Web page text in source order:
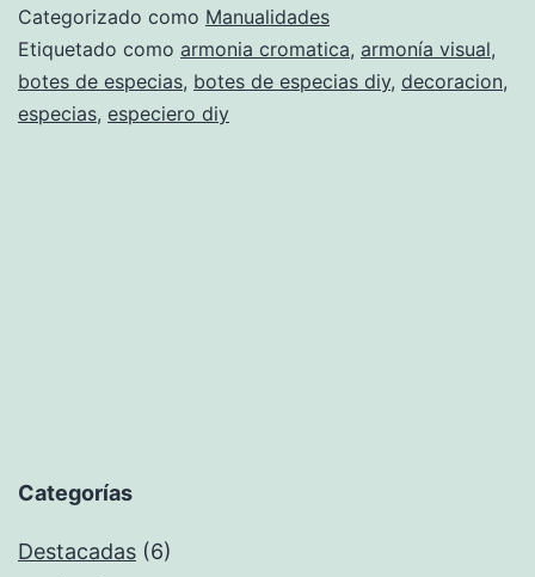
gusto
Categorizado como Manualidades
Etiquetado como armonia cromatica, armonía visual,
botes de especias, botes de especias diy, decoracion,
especias, especiero diy
Categorías
Destacadas (6)